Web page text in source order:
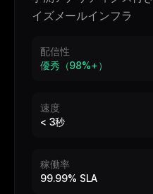
イズメールインフラ
配信性
優秀（98%+）
速度
< 3秒
稼働率
99.99% SLA